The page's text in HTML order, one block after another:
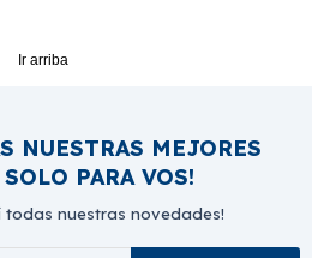
Ir arriba
NUESTRAS MEJORES
PARA VOS!
todas nuestras novedades!